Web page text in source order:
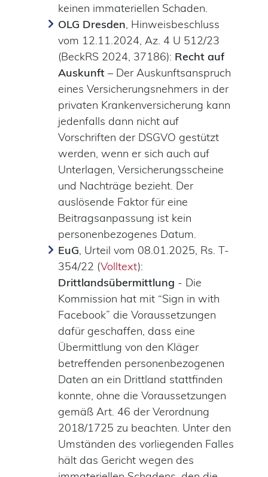
keinen immateriellen Schaden.
OLG Dresden, Hinweisbeschluss
vom 12.11.2024, Az. 4 U 512/23
(BeckRS 2024, 37186): Recht auf
Auskunft– Der Auskunftsanspruch
eines Versicherungsnehmers in der
privaten Krankenversicherung kann
jedenfalls dann nicht auf
Vorschriften der DSGVO gestützt
werden, wenn er sich auch auf
Unterlagen, Versicherungsscheine
und Nachträge bezieht. Der
auslösende Faktor für eine
Beitragsanpassung ist kein
personenbezogenes Datum.
EuG, Urteil vom 08.01.2025, Rs. T-
354/22 (Volltext):
Drittlandsübermittlung - Die
Kommission hat mit “Sign in with
Facebook” die Voraussetzungen
dafür geschaffen, dass eine
Übermittlung von den Kläger
betreffenden personenbezogenen
Daten an ein Drittland stattfinden
konnte, ohne die Voraussetzungen
gemäß Art. 46 der Verordnung
2018/1725 zu beachten. Unter den
Umständen des vorliegenden Falles
hält das Gericht wegen des